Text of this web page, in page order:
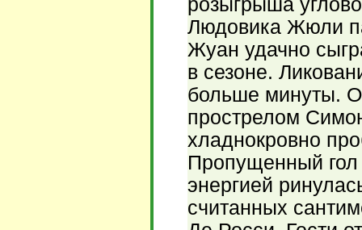
Людовика Жюли
Жуан удачно
в сезоне.
больше минуты.
прострелом
хладнокровно
Пропущенный гол
энергией
считанных